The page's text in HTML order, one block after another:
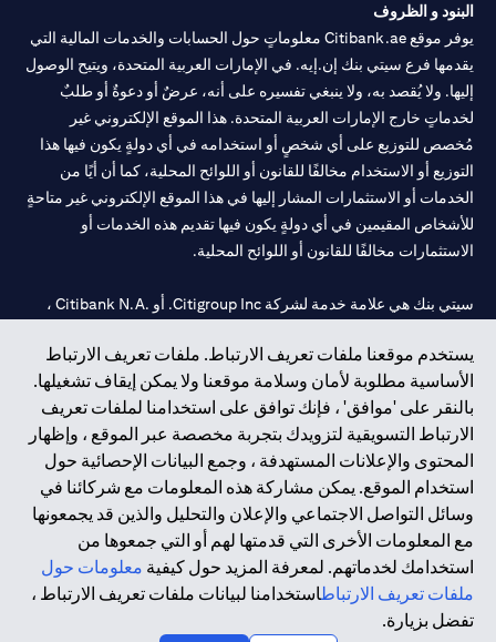
يستخدم موقعنا ملفات تعريف الارتباط. ملفات تعريف الارتباط
الأساسية مطلوبة لأمان وسلامة موقعنا ولا يمكن إيقاف تشغيلها.
بالنقر على 'موافق' ، فإنك توافق على استخدامنا لملفات تعريف
الارتباط التسويقية لتزويدك بتجربة مخصصة عبر الموقع ، وإظهار
المحتوى والإعلانات المستهدفة ، وجمع البيانات الإحصائية حول
استخدام الموقع. يمكن مشاركة هذه المعلومات مع شركائنا في
وسائل التواصل الاجتماعي والإعلان والتحليل والذين قد يجمعونها
مع المعلومات الأخرى التي قدمتها لهم أو التي جمعوها من
استخدامك لخدماتهم. لمعرفة المزيد حول كيفية معلومات حول
ملفات تعريف الارتباطاستخدامنا لبيانات ملفات تعريف الارتباط ،
تفضل بزيارة.
البنود و الظروف
يوفر موقع Citibank.ae معلوماتٍ حول الحسابات والخدمات المالية التي
يقدمها فرع سيتي بنك إن.إيه. في الإمارات العربية المتحدة، ويتيح الوصول
إليها. ولا يُقصد به، ولا ينبغي تفسيره على أنه، عرضٌ أو دعوةٌ أو طلبٌ
لخدماتٍ خارج الإمارات العربية المتحدة. هذا الموقع الإلكتروني غير
مُخصص للتوزيع على أي شخصٍ أو استخدامه في أي دولةٍ يكون فيها هذا
التوزيع أو الاستخدام مخالفًا للقانون أو اللوائح المحلية، كما أن أيًا من
الخدمات أو الاستثمارات المشار إليها في هذا الموقع الإلكتروني غير متاحةٍ
للأشخاص المقيمين في أي دولةٍ يكون فيها تقديم هذه الخدمات أو
الاستثمارات مخالفًا للقانون أو اللوائح المحلية.
سيتي بنك هي علامة خدمة لشركة Citigroup Inc. أو .Citibank N.A ،
سيتي بنك إن. إيه. الإمارات مسجل لدى مصرف الإمارات المركزي تحت
أرقام التراخيص 202563 لفرع الوصل في دبي، 531989 لفرع مول
الإمارات في دبي، و CN-1002019 لفرع أبوظبي. هاتف: 4000 311 04.
فرع سيتي بنك إن إيه - الإمارات العربية المتحدة مرخص من مصرف
الإمارات العربية المتحدة المركزي كفرع لبنك أجنبي.
سيتي بنك إن إيه الإمارات العربية المتحدة مرخص من هيئة الأوراق المالية
والسلع في الإمارات العربية المتحدة ("SCA") للقيام بالنشاط المالي لـ أ)
الاستشارات المالية والتعريف والترويج بموجب ترخيص رقم
20200000097 ب) وسيط تداول في الأسواق الدولية بموجب ترخيص